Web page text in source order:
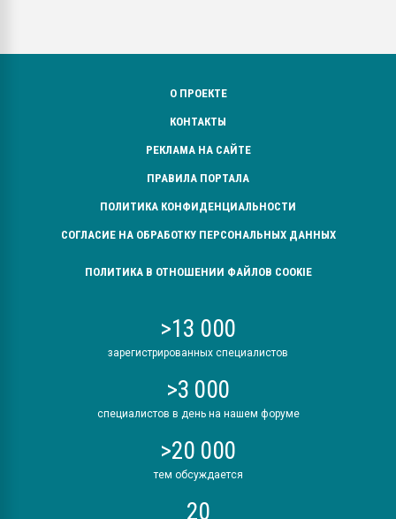
О ПРОЕКТЕ
КОНТАКТЫ
РЕКЛАМА НА САЙТЕ
ПРАВИЛА ПОРТАЛА
ПОЛИТИКА КОНФИДЕНЦИАЛЬНОСТИ
СОГЛАСИЕ НА ОБРАБОТКУ ПЕРСОНАЛЬНЫХ ДАННЫХ
ПОЛИТИКА В ОТНОШЕНИИ ФАЙЛОВ COOKIE
>13 000
зарегистрированных специалистов
>3 000
специалистов в день на нашем форуме
>20 000
тем обсуждается
20